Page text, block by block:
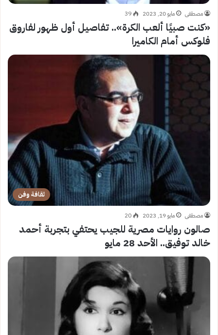
مصطفى مايو 20, 2023 39
«كنت صبيًا ألعب الكرة».. تفاصيل أول ظهور لفاروق
فلوكس أمام الكاميرا
ثقافة وفن
مصطفى مايو 19, 2023 20
صالون روايات مصرية للجيب يحتفي بتجربة أحمد
خالد توفيق.. الأحد 28 مايو